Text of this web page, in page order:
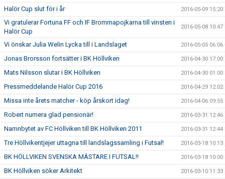
Halör Cup slut för i år 2016-05-09 15:20
Vi gratulerar Fortuna FF och IF Brommapojkarna till vinsten i
Halör Cup
2016-05-08 10:47
Vi önskar Julia Welin Lycka till i Landslaget 2016-05-05 06:06
Jonas Brorsson fortsätter i BK Höllviken 2016-04-30 17:00
Mats Nilsson slutar i BK Höllviken 2016-04-30 01:00
Pressmeddelande Halör Cup 2016 2016-04-29 12:02
Missa inte årets matcher - köp årskort idag! 2016-04-06 09:55
Robert numera glad pensionär! 2016-03-31 12:46
Namnbytet av FC Höllviken till BK Höllviken 2011 2016-03-31 12:44
Tre Höllvikentjejer uttagna till landslagssamling i Futsal! 2016-03-18 10:13
BK HÖLLVIKEN SVENSKA MÄSTARE I FUTSAL!! 2016-03-18 10:00
BK Höllviken söker Arkitekt 2016-03-10 11:33